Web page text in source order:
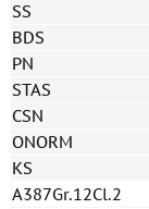
SS
BDS
PN
STAS
CSN
ONORM
KS
A387Gr.12Cl.2